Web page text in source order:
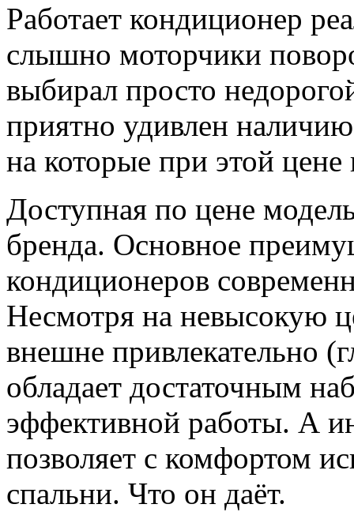
Работает кондиционер
слышно моторчики
выбирал просто
приятно удивлен
на которые при этой цене
Доступная по цене
бренда. Основное
кондиционеров
Несмотря на невысокую
внешне привлекательно
обладает достаточным
эффективной работы. А
позволяет с комфортом
спальни. Что он даёт.